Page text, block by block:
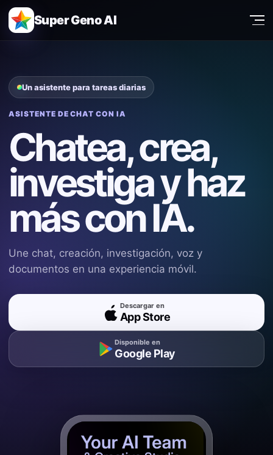
Super Geno AI
Un asistente para tareas diarias
ASISTENTE DE CHAT CON IA
Chatea, crea,
investiga y haz
más con IA.
Une chat, creación, investigación, voz y
documentos en una experiencia móvil.
Descargar en
App Store
Disponible en
Google Play